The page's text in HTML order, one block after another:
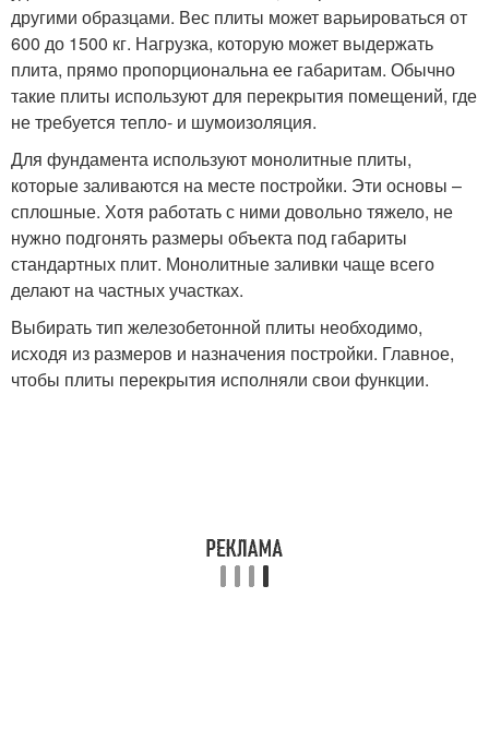
другими образцами. Вес плиты может варьироваться от
600 до 1500 кг. Нагрузка, которую может выдержать
плита, прямо пропорциональна ее габаритам. Обычно
такие плиты используют для перекрытия помещений, где
не требуется тепло- и шумоизоляция.
Для фундамента используют монолитные плиты,
которые заливаются на месте постройки. Эти основы –
сплошные. Хотя работать с ними довольно тяжело, не
нужно подгонять размеры объекта под габариты
стандартных плит. Монолитные заливки чаще всего
делают на частных участках.
Выбирать тип железобетонной плиты необходимо,
исходя из размеров и назначения постройки. Главное,
чтобы плиты перекрытия исполняли свои функции.